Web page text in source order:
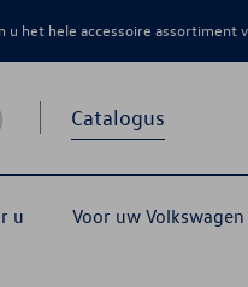
u het hele accessoire
Catalogus
u Voor uw Volkswagen